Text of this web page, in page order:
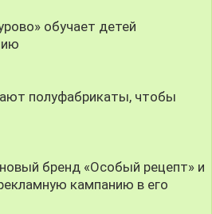
обучает детей
полуфабрикаты, чтобы
бренд «Особый рецепт» и
кампанию в его